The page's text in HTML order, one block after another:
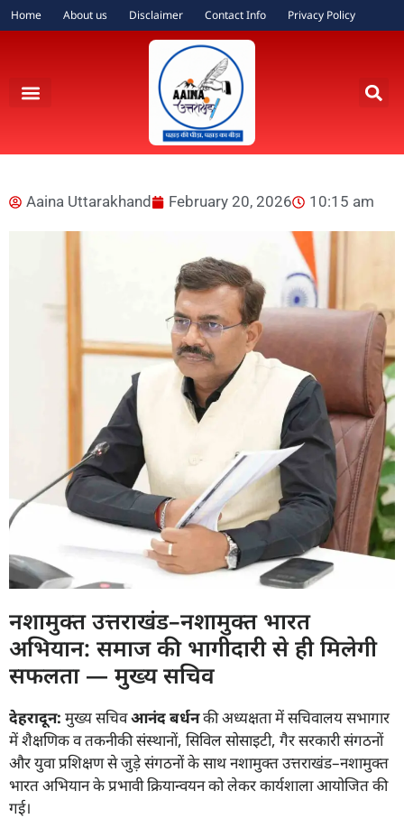
Home About us Disclaimer Contact Info Privacy Policy
Aaina Uttarakhand February 20, 2026 10:15 am
नशामुक्त उत्तराखंड–नशामुक्त भारत
अभियान: समाज की भागीदारी से ही मिलेगी
सफलता — मुख्य सचिव
देहरादून: मुख्य सचिवआनंद बर्धनकी अध्यक्षता में सचिवालय सभागार
में शैक्षणिक व तकनीकी संस्थानों, सिविल सोसाइटी, गैर सरकारी संगठनों
और युवा प्रशिक्षण से जुड़े संगठनों के साथ नशामुक्त उत्तराखंड–नशामुक्त
भारत अभियान के प्रभावी क्रियान्वयन को लेकर कार्यशाला आयोजित की
गई।